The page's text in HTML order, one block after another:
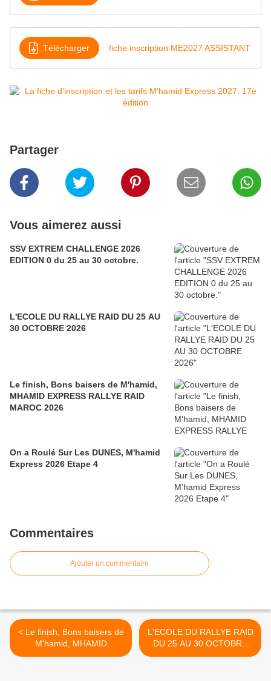
Télécharger fiche inscription ME2027 ASSISTANT
Partager
Vous aimerez aussi
SSV EXTREM CHALLENGE 2026
EDITION 0 du 25 au 30 octobre.
L'ECOLE DU RALLYE RAID DU 25 AU
30 OCTOBRE 2026
Le finish, Bons baisers de M'hamid,
MHAMID EXPRESS RALLYE RAID
MAROC 2026
On a Roulé Sur Les DUNES, M'hamid
Express 2026 Etape 4
Commentaires
Ajouter un commentaire
< Le finish, Bons baisers de
M'hamid, MHAMID
EXPRESS RALLYE RAID
L'ECOLE DU RALLYE RAID
DU 25 AU 30 OCTOBRE
2026 >